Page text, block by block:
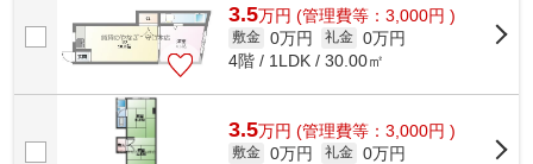
3.5万円 (管理費等：3,000円 )
敷金 0万円 礼金 0万円
4階 / 1LDK / 30.00㎡
3.5万円 (管理費等：3,000円 )
敷金 0万円 礼金 0万円